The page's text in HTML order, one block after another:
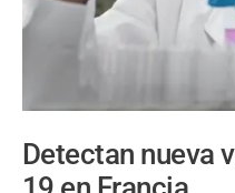
Detectan nueva